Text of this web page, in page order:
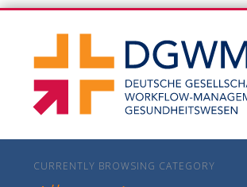
DGWMiG-Blog
CURRENTLY BROWSING CATEGORY